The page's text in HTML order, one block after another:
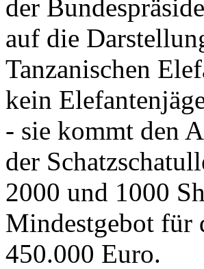
der
auf die
Tanzanischen
kein
- sie kommt den
der
2000 und 1000
Mindestgebot für
450.000 Euro.